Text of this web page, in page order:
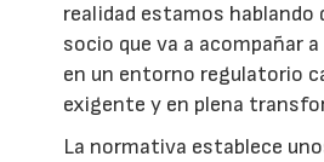
realidad estamos hablando
socio que va a acompañar
en un entorno regulatorio
exigente y en plena
La normativa establece